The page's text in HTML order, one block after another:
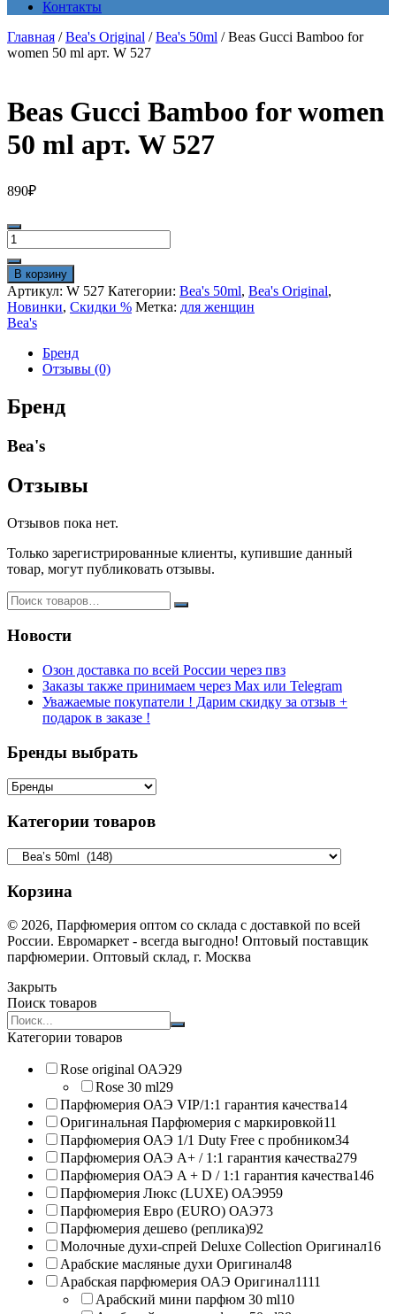
Контакты
Главная /Bea's Original /Bea's 50ml / Beas Gucci Bamboo for
women 50 ml арт. W 527
Beas Gucci Bamboo for women
50 ml арт. W 527
890₽
Количество
товара
Beas
Gucci
Bamboo
for
women
W
527
В корзину
Артикул: W 527 Категории: Bea's 50ml, Bea's Original,
Новинки, Скидки % Метка: для женщин
Bea's
Бренд
Отзывы (0)
Бренд
Bea's
Отзывы
Отзывов пока нет.
Только зарегистрированные клиенты, купившие данный
товар, могут публиковать отзывы.
Новости
Озон доставка по всей России через пвз
Заказы также принимаем через Max или Telegram
Уважаемые покупатели ! Дарим скидку за отзыв +
подарок в заказе !
Бренды выбрать
Категории товаров
Корзина
© 2026, Парфюмерия оптом со склада с доставкой по всей
России. Евромаркет - всегда выгодно! Оптовый поставщик
парфюмерии. Оптовый склад, г. Москва
Закрыть
Поиск товаров
Search
products:
Категории товаров
Rose original ОАЭ29
Rose 30 ml29
Парфюмерия ОАЭ VIP/1:1 гарантия качества14
Оригинальная Парфюмерия с маркировкой11
Парфюмерия ОАЭ 1/1 Duty Free с пробником34
Парфюмерия ОАЭ A+ / 1:1 гарантия качества279
Парфюмерия ОАЭ A + D / 1:1 гарантия качества146
Парфюмерия Люкс (LUXE) ОАЭ959
Парфюмерия Евро (EURO) ОАЭ73
Парфюмерия дешево (реплика)92
Молочные духи-спрей Deluxe Collection Оригинал16
Арабские масляные духи Оригинал48
Арабская парфюмерия ОАЭ Оригинал1111
Арабский мини парфюм 30 ml10